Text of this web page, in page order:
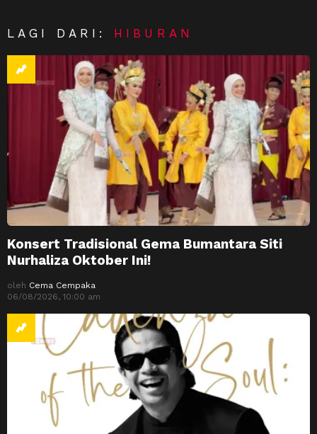
LAGI DARI: HIBURAN
Konsert Tradisional Gema Bumantara Siti
Nurhaliza Oktober Ini!
oleh Cema Cempaka
06/08/2026, 10:00 am